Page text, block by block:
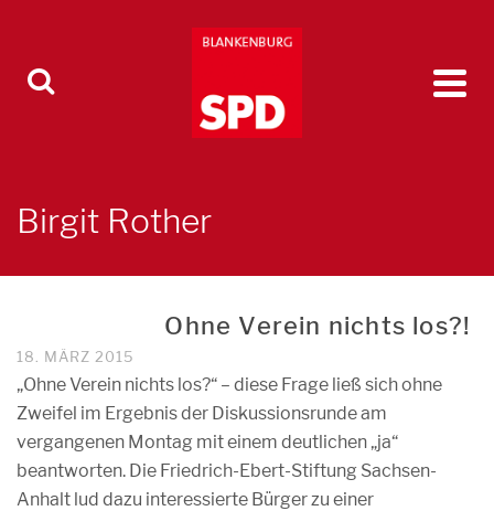
Birgit Rother
Ohne Verein nichts los?!
18. MÄRZ 2015
„Ohne Verein nichts los?“ – diese Frage ließ sich ohne
Zweifel im Ergebnis der Diskussionsrunde am
vergangenen Montag mit einem deutlichen „ja“
beantworten. Die Friedrich-Ebert-Stiftung Sachsen-
Anhalt lud dazu interessierte Bürger zu einer